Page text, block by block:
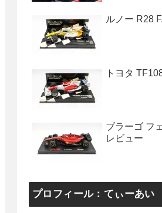
ルノー R28
トヨタ
ブラーゴ フ
レビュー
プロフィール：てぃーあい